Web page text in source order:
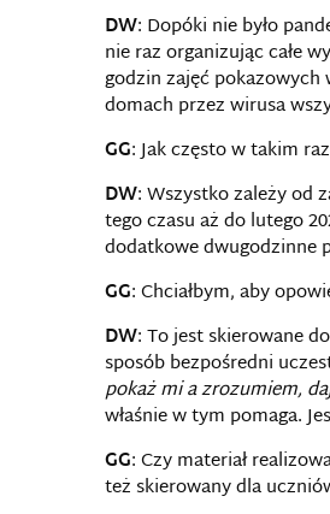
DW: Dopóki nie było
nie raz organizując całe
godzin zajęć
domach przez wirusa
GG: Jak często w takim
DW: Wszystko zależy od
tego czasu aż do lutego
dodatkowe dwugodzinne
GG: Chciałbym, aby
DW: To jest skierowane
sposób bezpośredni
pokaż mi a zrozumiem,
właśnie w tym pomaga.
GG: Czy materiał
też skierowany dla